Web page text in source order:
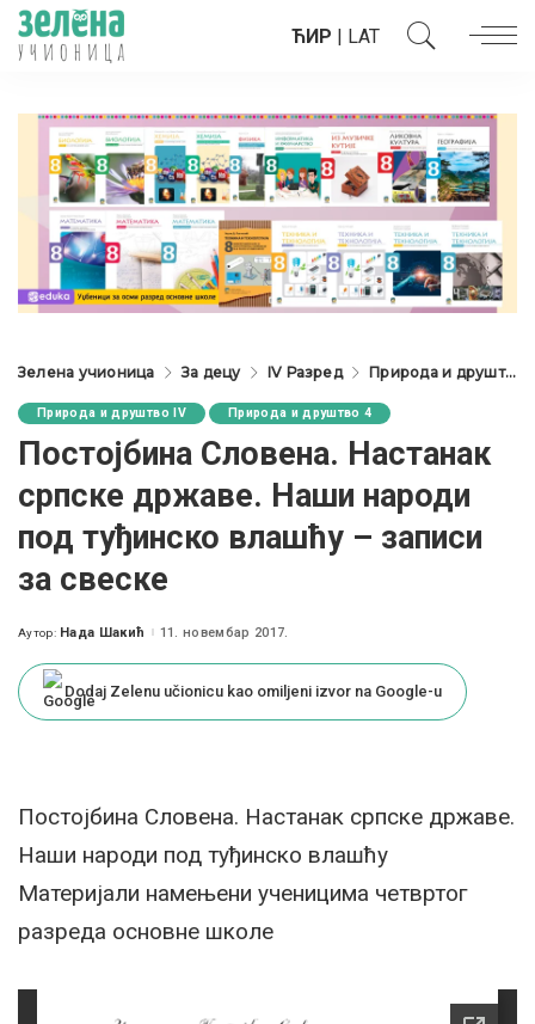
ЋИР | LAT
Зелена учионица За децу IV Разред Природа и друштво IV
Природа и друштво IV Природа и друштво 4
Постојбина Словена. Настанак
српске државе. Наши народи
под туђинско влашћу – записи
за свеске
Posted
Аутор: Нада Шакић 11. новембар 2017.
Dodaj Zelenu učionicu kao omiljeni izvor na Google-u
Постојбина Словена. Настанак српске државе.
Наши народи под туђинско влашћу
Материјали намењени ученицима четвртог
разреда основне школе